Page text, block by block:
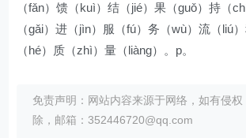
（fǎn）馈（kuì）结（jié）果（guǒ）持（
（gǎi）进（jìn）服（fú）务（wù）流（liú
（hé）质（zhì）量（liàng）。p。
免责声明：网站内容来源于网络，如有侵权
除，邮箱：352446720@qq.com